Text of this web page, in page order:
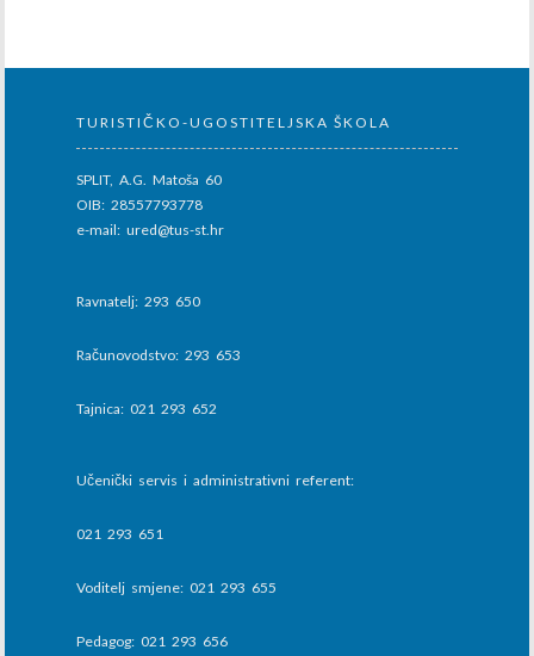
TURISTIČKO-UGOSTITELJSKA ŠKOLA
SPLIT, A.G. Matoša 60
OIB: 28557793778
e-mail: ured@tus-st.hr
Ravnatelj: 293 650
Računovodstvo: 293 653
Tajnica: 021 293 652
Učenički servis i administrativni referent:
021 293 651
Voditelj smjene: 021 293 655
Pedagog: 021 293 656